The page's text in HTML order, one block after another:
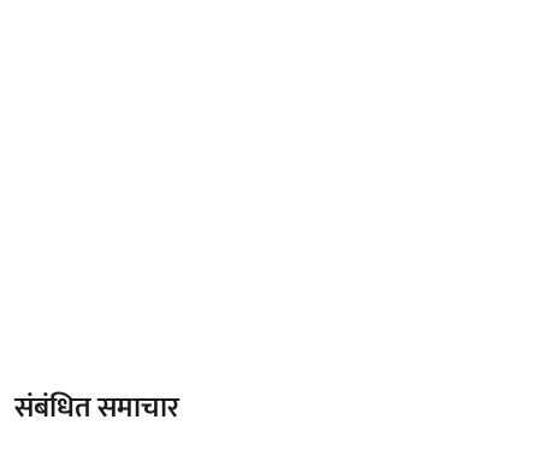
संबंधित समाचार